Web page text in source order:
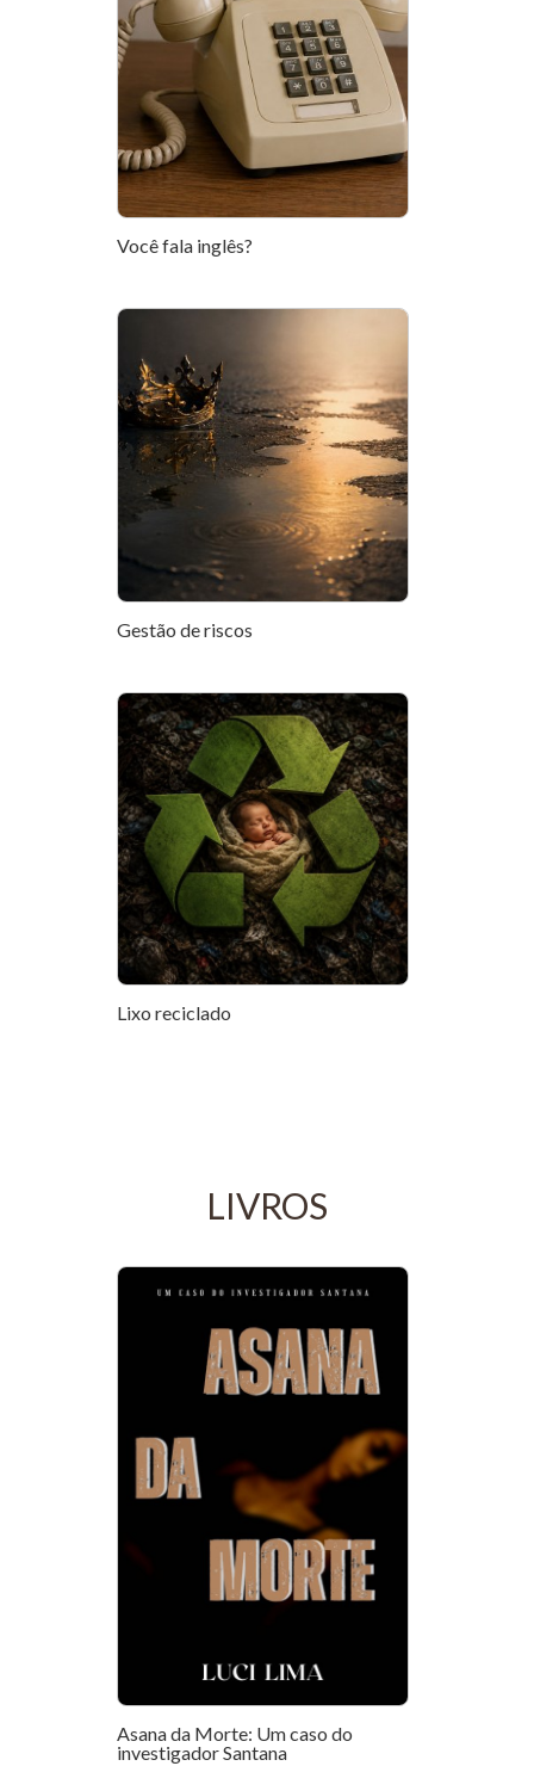
Você fala inglês?
Gestão de riscos
Lixo reciclado
LIVROS
Asana da Morte: Um caso do
investigador Santana